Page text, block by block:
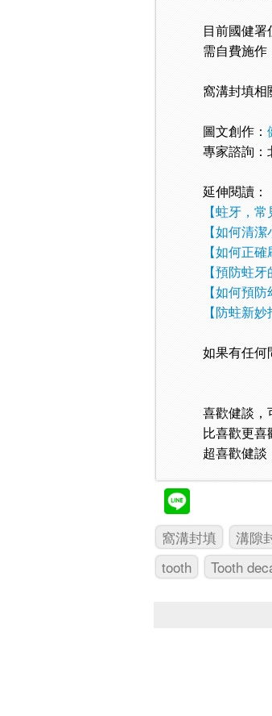
目前國健
需自費施作
窩溝封填相
圖文創作：
專家諮詢：
延伸閱讀：
【蛀牙，
【如何清
【如何正確
【預防蛀牙
【如何預
【防蛀新妙
如果有任何
喜歡健談，
比喜歡更喜
超喜歡健談
窩溝封填 溝隙
tooth
Tooth